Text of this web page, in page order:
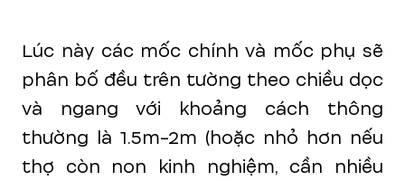
Lúc này các mốc chính và mốc phụ sẽ
phân bố đều trên tường theo chiều dọc
và ngang với khoảng cách thông
thường là 1.5m-2m (hoặc nhỏ hơn nếu
thợ còn non kinh nghiệm, cần nhiều